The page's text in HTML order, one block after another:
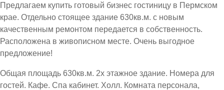
Предлагаем купить готовый бизнес гостиницу в Пермском
крае. Отдельно стоящее здание 630кв.м. с новым
качественным ремонтом передается в собственность.
Расположена в живописном месте. Очень выгодное
предложение!
Общая площадь 630кв.м. 2х этажное здание. Номера для
гостей. Кафе. Спа кабинет. Холл. Комната персонала,